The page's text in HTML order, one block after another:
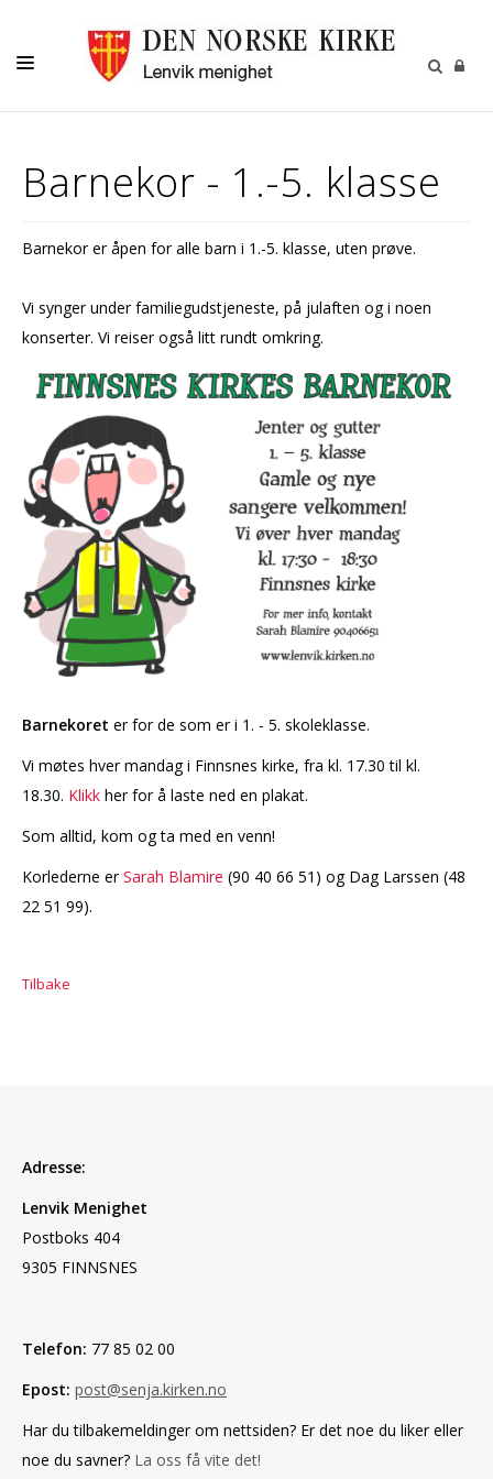
BARN
DIAKONI
MENIGHETEN
ARTIKLER
Barnekor - 1.-5. klasse
Barnekor er åpen for alle barn i 1.-5. klasse, uten prøve.
Vi synger under familiegudstjeneste, på julaften og i noen
konserter. Vi reiser også litt rundt omkring.
Barnekoret er for de som er i 1. - 5. skoleklasse.
Vi møtes hver mandag i Finnsnes kirke, fra kl. 17.30 til kl.
18.30. Klikk her for å laste ned en plakat.
Som alltid, kom og ta med en venn!
Korlederne erSarah Blamire (90 40 66 51) og Dag Larssen (48
22 51 99).
Tilbake
Adresse:
Lenvik Menighet
Postboks 404
9305 FINNSNES
Telefon: 77 85 02 00
Epost: post@senja.kirken.no
Har du tilbakemeldinger om nettsiden? Er det noe du liker eller
noe du savner? La oss få vite det!